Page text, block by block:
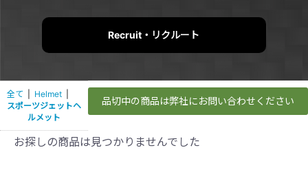
Recruit・リクルート
品切中の商品は弊社にお問い合わせください
全て Helmet
スポーツジェットヘ
ルメット
お探しの商品は見つかりませんでした